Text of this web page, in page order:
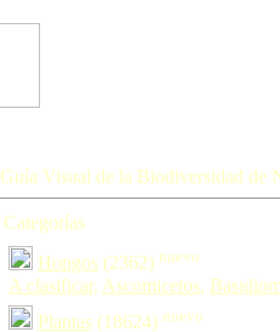
Guía Visual de la Biodiversidad de
Categorías
Hongos (2362) nuevo
A clasificar, Ascomicetos,
Plantas (18624) nuevo